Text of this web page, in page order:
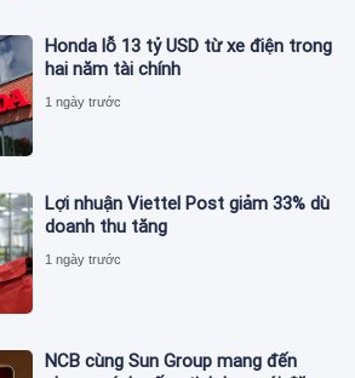
Honda lỗ 13 tỷ USD từ xe điện trong
hai năm tài chính
1 ngày trước
Lợi nhuận Viettel Post giảm 33% dù
doanh thu tăng
1 ngày trước
NCB cùng Sun Group mang đến